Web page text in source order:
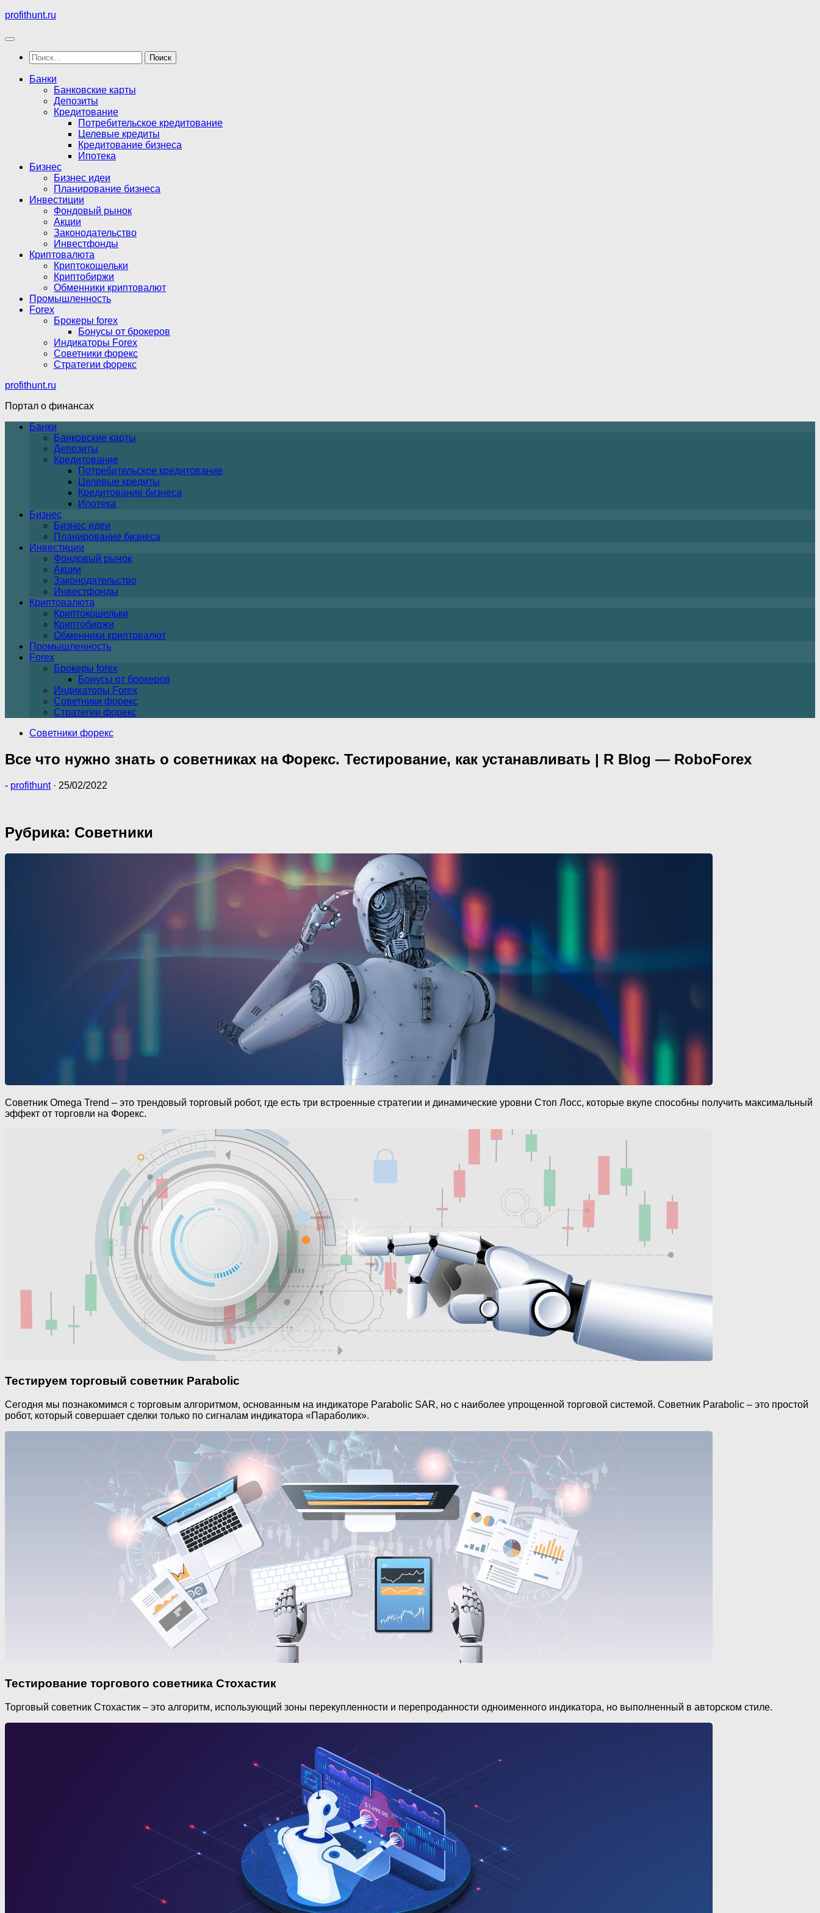
Перейти
содержимому
profithunt.ru
Найти:
Банки
Банковские карты
Депозиты
Кредитование
Потребительское кредитование
Целевые кредиты
Кредитование бизнеса
Ипотека
Бизнес
Бизнес идеи
Планирование бизнеса
Инвестиции
Фондовый рынок
Акции
Законодательство
Инвестфонды
Криптовалюта
Криптокошельки
Криптобиржи
Обменники криптовалют
Промышленность
Forex
Брокеры forex
Бонусы от брокеров
Индикаторы Forex
Советники форекс
Стратегии форекс
profithunt.ru
Портал о финансах
Банки
Банковские карты
Депозиты
Кредитование
Потребительское кредитование
Целевые кредиты
Кредитование бизнеса
Ипотека
Бизнес
Бизнес идеи
Планирование бизнеса
Инвестиции
Фондовый рынок
Акции
Законодательство
Инвестфонды
Криптовалюта
Криптокошельки
Криптобиржи
Обменники криптовалют
Промышленность
Forex
Брокеры forex
Бонусы от брокеров
Индикаторы Forex
Советники форекс
Стратегии форекс
Советники форекс
Все что нужно знать о советниках на Форекс. Тестирование, как устанавливать | R Blog — RoboForex
- profithunt · 25/02/2022
Рубрика: Советники
Советник Omega Trend – это трендовый торговый робот, где есть три встроенные стратегии и динамические уровни Стоп Лосс, которые вкупе способны получить максимальный
эффект от торговли на Форекс.
Тестируем торговый советник Parabolic
Сегодня мы познакомимся с торговым алгоритмом, основанным на индикаторе Parabolic SAR, но с наиболее упрощенной торговой системой. Советник Parabolic – это простой
робот, который совершает сделки только по сигналам индикатора «Параболик».
Тестирование торгового советника Стохастик
Торговый советник Стохастик – это алгоритм, использующий зоны перекупленности и перепроданности одноименного индикатора, но выполненный в авторском стиле.